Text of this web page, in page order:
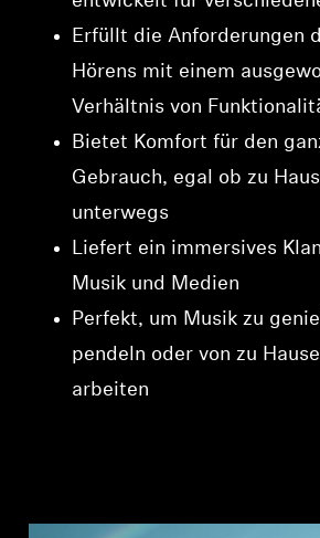
Erfüllt die Anforderungen
Hörens mit einem
Verhältnis von
Bietet Komfort für den
Gebrauch, egal ob zu
unterwegs
Liefert ein immersives
Musik und Medien
Perfekt, um Musik zu
pendeln oder von zu
arbeiten